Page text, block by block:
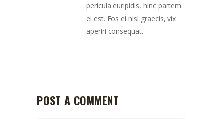
pericula euripidis, hinc partem
ei est. Eos ei nisl graecis, vix
aperiri consequat.
POST A COMMENT